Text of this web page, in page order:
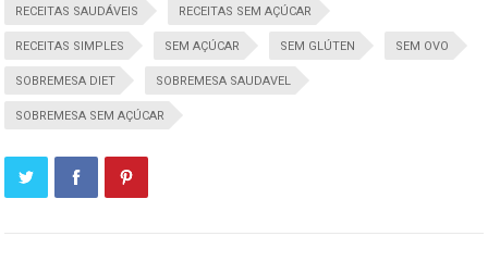
RECEITAS SAUDÁVEIS RECEITAS SEM AÇÚCAR
RECEITAS SIMPLES SEM AÇÚCAR SEM GLÚTEN SEM OVO
SOBREMESA DIET SOBREMESA SAUDAVEL
SOBREMESA SEM AÇÚCAR